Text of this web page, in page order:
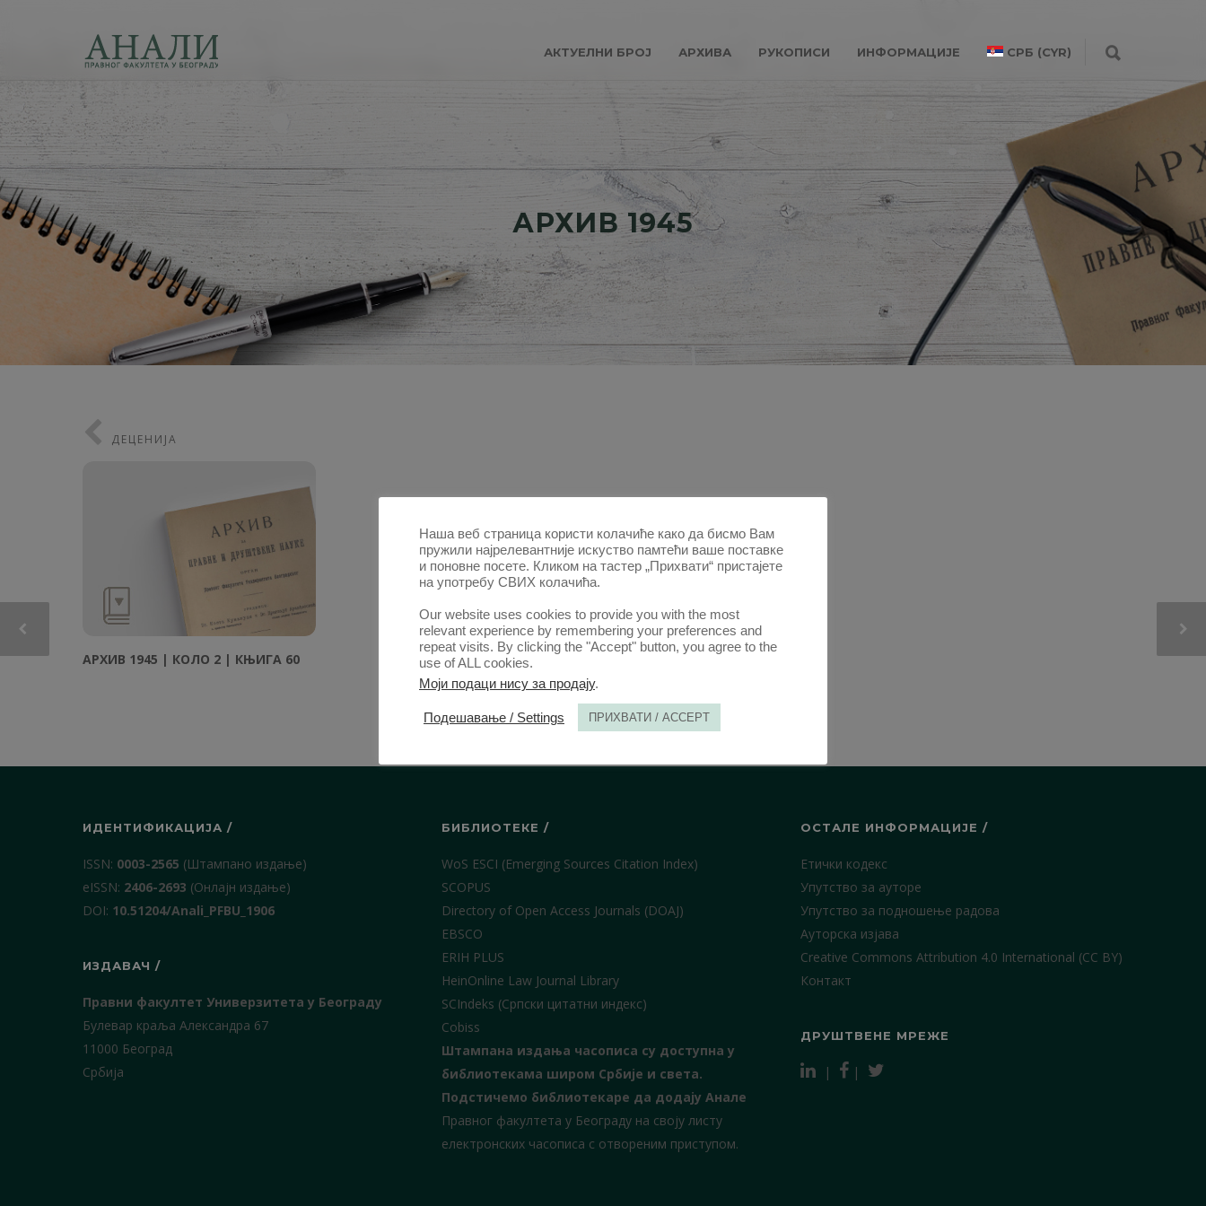
АКТУЕЛНИ БРОЈ АРХИВА РУКОПИСИ ИНФОРМАЦИЈЕ СРБ (CYR)
АРХИВ 1945
ДЕЦЕНИЈА
АРХИВ 1945 | КОЛО 2 | КЊИГА 60
ИДЕНТИФИКАЦИЈА /
ISSN: 0003-2565 (Штампано издање)
еISSN: 2406-2693 (Онлајн издање)
DOI: 10.51204/Anali_PFBU_1906
ИЗДАВАЧ /
Правни факултет Универзитета у Београду
Булевар краља Александра 67
11000 Београд
Србија
БИБЛИОТЕКЕ /
WoS ESCI (Emerging Sources Citation Index)
SCOPUS
Directory of Open Access Journals (DOAJ)
EBSCO
ERIH PLUS
HeinOnline Law Journal Library
SCIndeks (Српски цитатни индекс)
Cobiss
Штампана издања часописа су доступна у
библиотекама широм Србије и света.
Подстичемо библиотекаре да додају Анале
Правног факултета у Београду на своју листу
електронских часописа с отвореним приступом.
ОСТАЛЕ ИНФОРМАЦИЈЕ /
Етички кодекс
Упутство за ауторе
Упутство за подношење радова
Ауторска изјава
Creative Commons Attribution 4.0 International (CC BY)
Контакт
ДРУШТВЕНЕ МРЕЖЕ
| |
Наша веб страница користи колачиће како да бисмо Вам
пружили најрелевантније искуство памтећи ваше поставке
и поновне посете. Кликом на тастер „Прихвати“ пристајете
на употребу СВИХ колачића.
Our website uses cookies to provide you with the most
relevant experience by remembering your preferences and
repeat visits. By clicking the "Accept" button, you agree to the
use of ALL cookies.
Моји подаци нису за продају.
Подешавање / Settings ПРИХВАТИ / ACCEPT